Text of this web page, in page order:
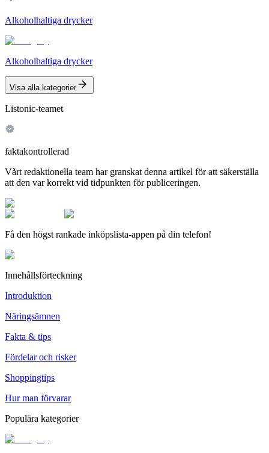
Alkoholhaltiga drycker
Alkoholhaltiga drycker
Visa alla kategorier
Listonic-teamet
faktakontrollerad
Vårt redaktionella team har granskat denna artikel för att säkerställa
att den var korrekt vid tidpunkten för publiceringen.
Få den högst rankade inköpslista-appen på din telefon!
Innehållsförteckning
Introduktion
Näringsämnen
Fakta & tips
Fördelar och risker
Shoppingtips
Hur man förvarar
Populära kategorier